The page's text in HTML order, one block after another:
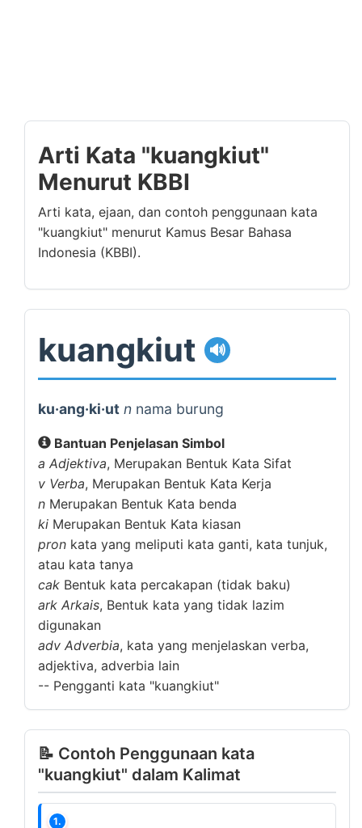
Arti Kata "kuangkiut"
Menurut KBBI
Arti kata, ejaan, dan contoh penggunaan kata
"kuangkiut" menurut Kamus Besar Bahasa
Indonesia (KBBI).
kuangkiut 🔊
ku·ang·ki·ut n nama burung
Bantuan Penjelasan Simbol
a Adjektiva, Merupakan Bentuk Kata Sifat
v Verba, Merupakan Bentuk Kata Kerja
n Merupakan Bentuk Kata benda
ki Merupakan Bentuk Kata kiasan
pron kata yang meliputi kata ganti, kata tunjuk,
atau kata tanya
cak Bentuk kata percakapan (tidak baku)
ark Arkais, Bentuk kata yang tidak lazim
digunakan
adv Adverbia, kata yang menjelaskan verba,
adjektiva, adverbia lain
-- Pengganti kata "kuangkiut"
📝 Contoh Penggunaan kata
"kuangkiut" dalam Kalimat
1.